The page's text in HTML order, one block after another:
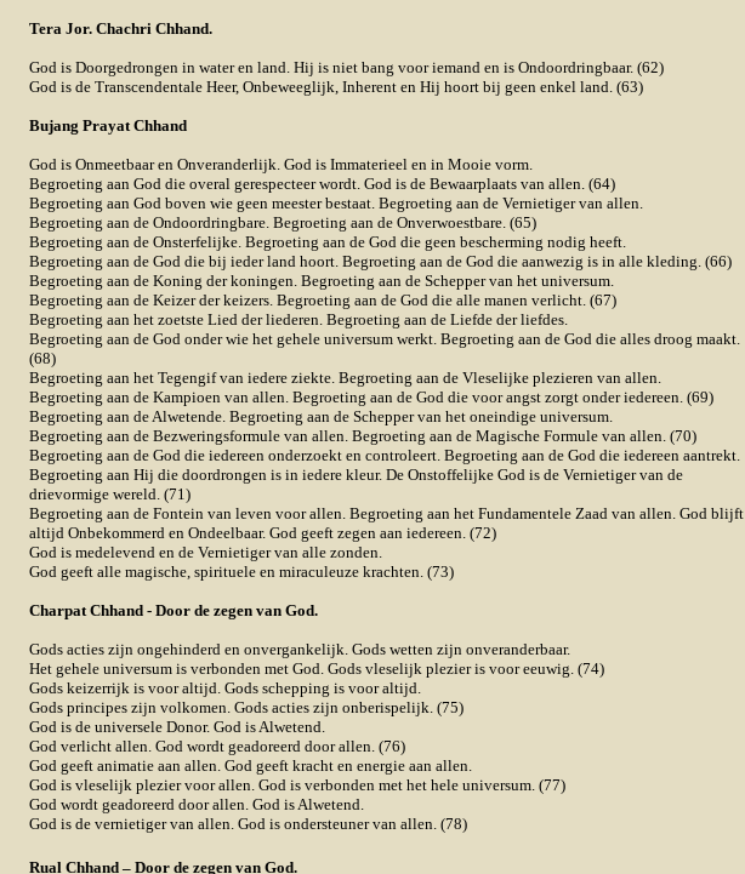
Tera Jor. Chachri Chhand.
God is Doorgedrongen in water en land. Hij is niet bang voor iemand en is Ondoordringbaar. (62)
God is de Transcendentale Heer, Onbeweeglijk, Inherent en Hij hoort bij geen enkel land. (63)
Bujang Prayat Chhand
God is Onmeetbaar en Onveranderlijk. God is Immaterieel en in Mooie vorm.
Begroeting aan God die overal gerespecteer wordt. God is de Bewaarplaats van allen. (64)
Begroeting aan God boven wie geen meester bestaat. Begroeting aan de Vernietiger van allen.
Begroeting aan de Ondoordringbare. Begroeting aan de Onverwoestbare. (65)
Begroeting aan de Onsterfelijke. Begroeting aan de God die geen bescherming nodig heeft.
Begroeting aan de God die bij ieder land hoort. Begroeting aan de God die aanwezig is in alle kleding. (66)
Begroeting aan de Koning der koningen. Begroeting aan de Schepper van het universum.
Begroeting aan de Keizer der keizers. Begroeting aan de God die alle manen verlicht. (67)
Begroeting aan het zoetste Lied der liederen. Begroeting aan de Liefde der liefdes.
Begroeting aan de God onder wie het gehele universum werkt. Begroeting aan de God die alles droog maakt.
(68)
Begroeting aan het Tegengif van iedere ziekte. Begroeting aan de Vleselijke plezieren van allen.
Begroeting aan de Kampioen van allen. Begroeting aan de God die voor angst zorgt onder iedereen. (69)
Begroeting aan de Alwetende. Begroeting aan de Schepper van het oneindige universum.
Begroeting aan de Bezweringsformule van allen. Begroeting aan de Magische Formule van allen. (70)
Begroeting aan de God die iedereen onderzoekt en controleert. Begroeting aan de God die iedereen aantrekt.
Begroeting aan Hij die doordrongen is in iedere kleur. De Onstoffelijke God is de Vernietiger van de
drievormige wereld. (71)
Begroeting aan de Fontein van leven voor allen. Begroeting aan het Fundamentele Zaad van allen. God blijft
altijd Onbekommerd en Ondeelbaar. God geeft zegen aan iedereen. (72)
God is medelevend en de Vernietiger van alle zonden.
God geeft alle magische, spirituele en miraculeuze krachten. (73)
Charpat Chhand - Door de zegen van God.
Gods acties zijn ongehinderd en onvergankelijk. Gods wetten zijn onveranderbaar.
Het gehele universum is verbonden met God. Gods vleselijk plezier is voor eeuwig. (74)
Gods keizerrijk is voor altijd. Gods schepping is voor altijd.
Gods principes zijn volkomen. Gods acties zijn onberispelijk. (75)
God is de universele Donor. God is Alwetend.
God verlicht allen. God wordt geadoreerd door allen. (76)
God geeft animatie aan allen. God geeft kracht en energie aan allen.
God is vleselijk plezier voor allen. God is verbonden met het hele universum. (77)
God wordt geadoreerd door allen. God is Alwetend.
God is de vernietiger van allen. God is ondersteuner van allen. (78)
Rual Chhand – Door de zegen van God.